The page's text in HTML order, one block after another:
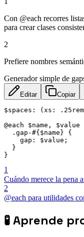
Con @each recorres
para crear clases
2
Prefiere nombres
Generador simple de
Editar Copiar
$spaces: (xs:
@each $name,
  .gap-#{$name} {
    gap: $value;
  }
}
1
Cuándo merece la pena
2
@each para utilidades
🧪Aprende